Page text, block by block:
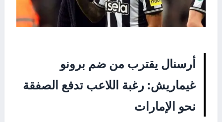
أرسنال يقترب من ضم برونو
غيماريش: رغبة اللاعب تدفع الصفقة
نحو الإمارات